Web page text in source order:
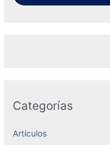
Categorías
Artículos